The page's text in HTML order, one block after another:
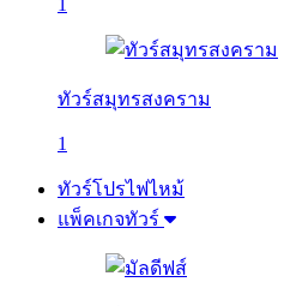
1
ทัวร์สมุทรสงคราม
1
ทัวร์โปรไฟไหม้
แพ็คเกจทัวร์